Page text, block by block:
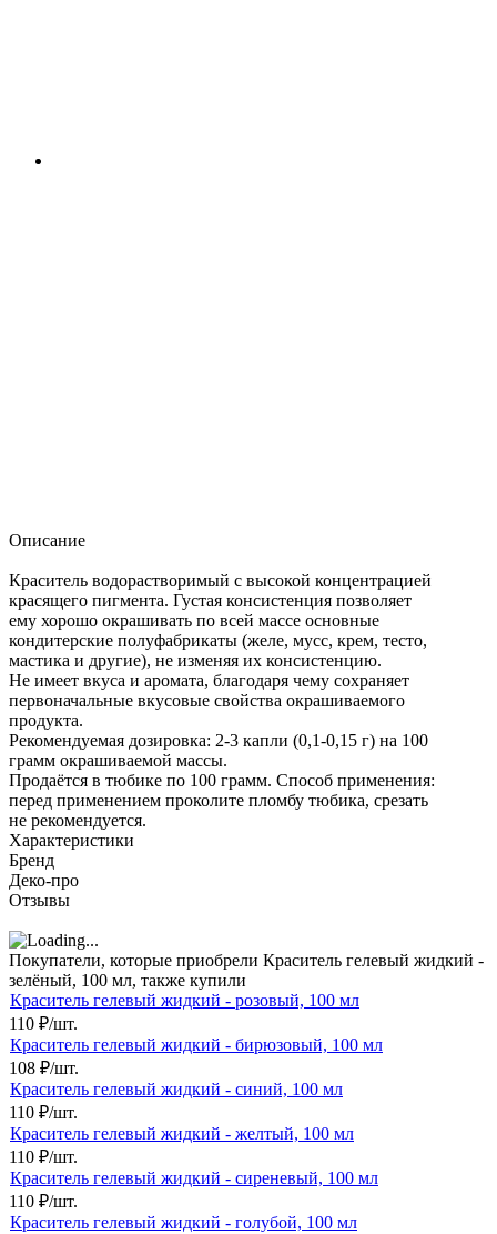
Описание
Краситель водорастворимый с высокой концентрацией
красящего пигмента. Густая консистенция позволяет
ему хорошо окрашивать по всей массе основные
кондитерские полуфабрикаты (желе, мусс, крем, тесто,
мастика и другие), не изменяя их консистенцию.
Не имеет вкуса и аромата, благодаря чему сохраняет
первоначальные вкусовые свойства окрашиваемого
продукта.
Рекомендуемая дозировка: 2-3 капли (0,1-0,15 г) на 100
грамм окрашиваемой массы.
Продаётся в тюбике по 100 грамм. Способ применения:
перед применением проколите пломбу тюбика, срезать
не рекомендуется.
Характеристики
Бренд
Деко-про
Отзывы
Покупатели, которые приобрели Краситель гелевый жидкий -
зелёный, 100 мл, также купили
Краситель гелевый жидкий - розовый, 100 мл
110 ₽/шт.
Краситель гелевый жидкий - бирюзовый, 100 мл
108 ₽/шт.
Краситель гелевый жидкий - синий, 100 мл
110 ₽/шт.
Краситель гелевый жидкий - желтый, 100 мл
110 ₽/шт.
Краситель гелевый жидкий - сиреневый, 100 мл
110 ₽/шт.
Краситель гелевый жидкий - голубой, 100 мл